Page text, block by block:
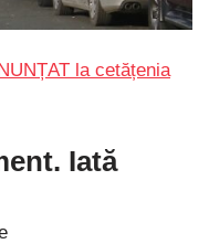
la cetățenia
Iată